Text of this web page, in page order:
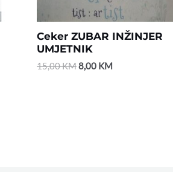
Ceker ZUBAR INŽINJER
UMJETNIK
15,00KM8,00 KM